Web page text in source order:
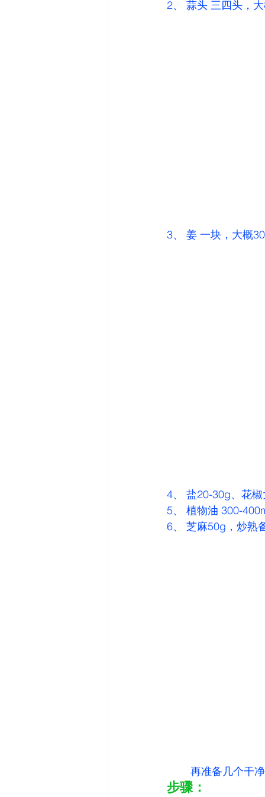
2、 蒜头 三四头，
3、 姜 一块，大概
4、 盐20-30g、花
5、 植物油 300-
6、 芝麻50g，炒熟
再准备几个干
步骤：